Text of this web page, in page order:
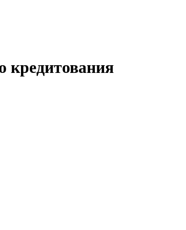
кредитования